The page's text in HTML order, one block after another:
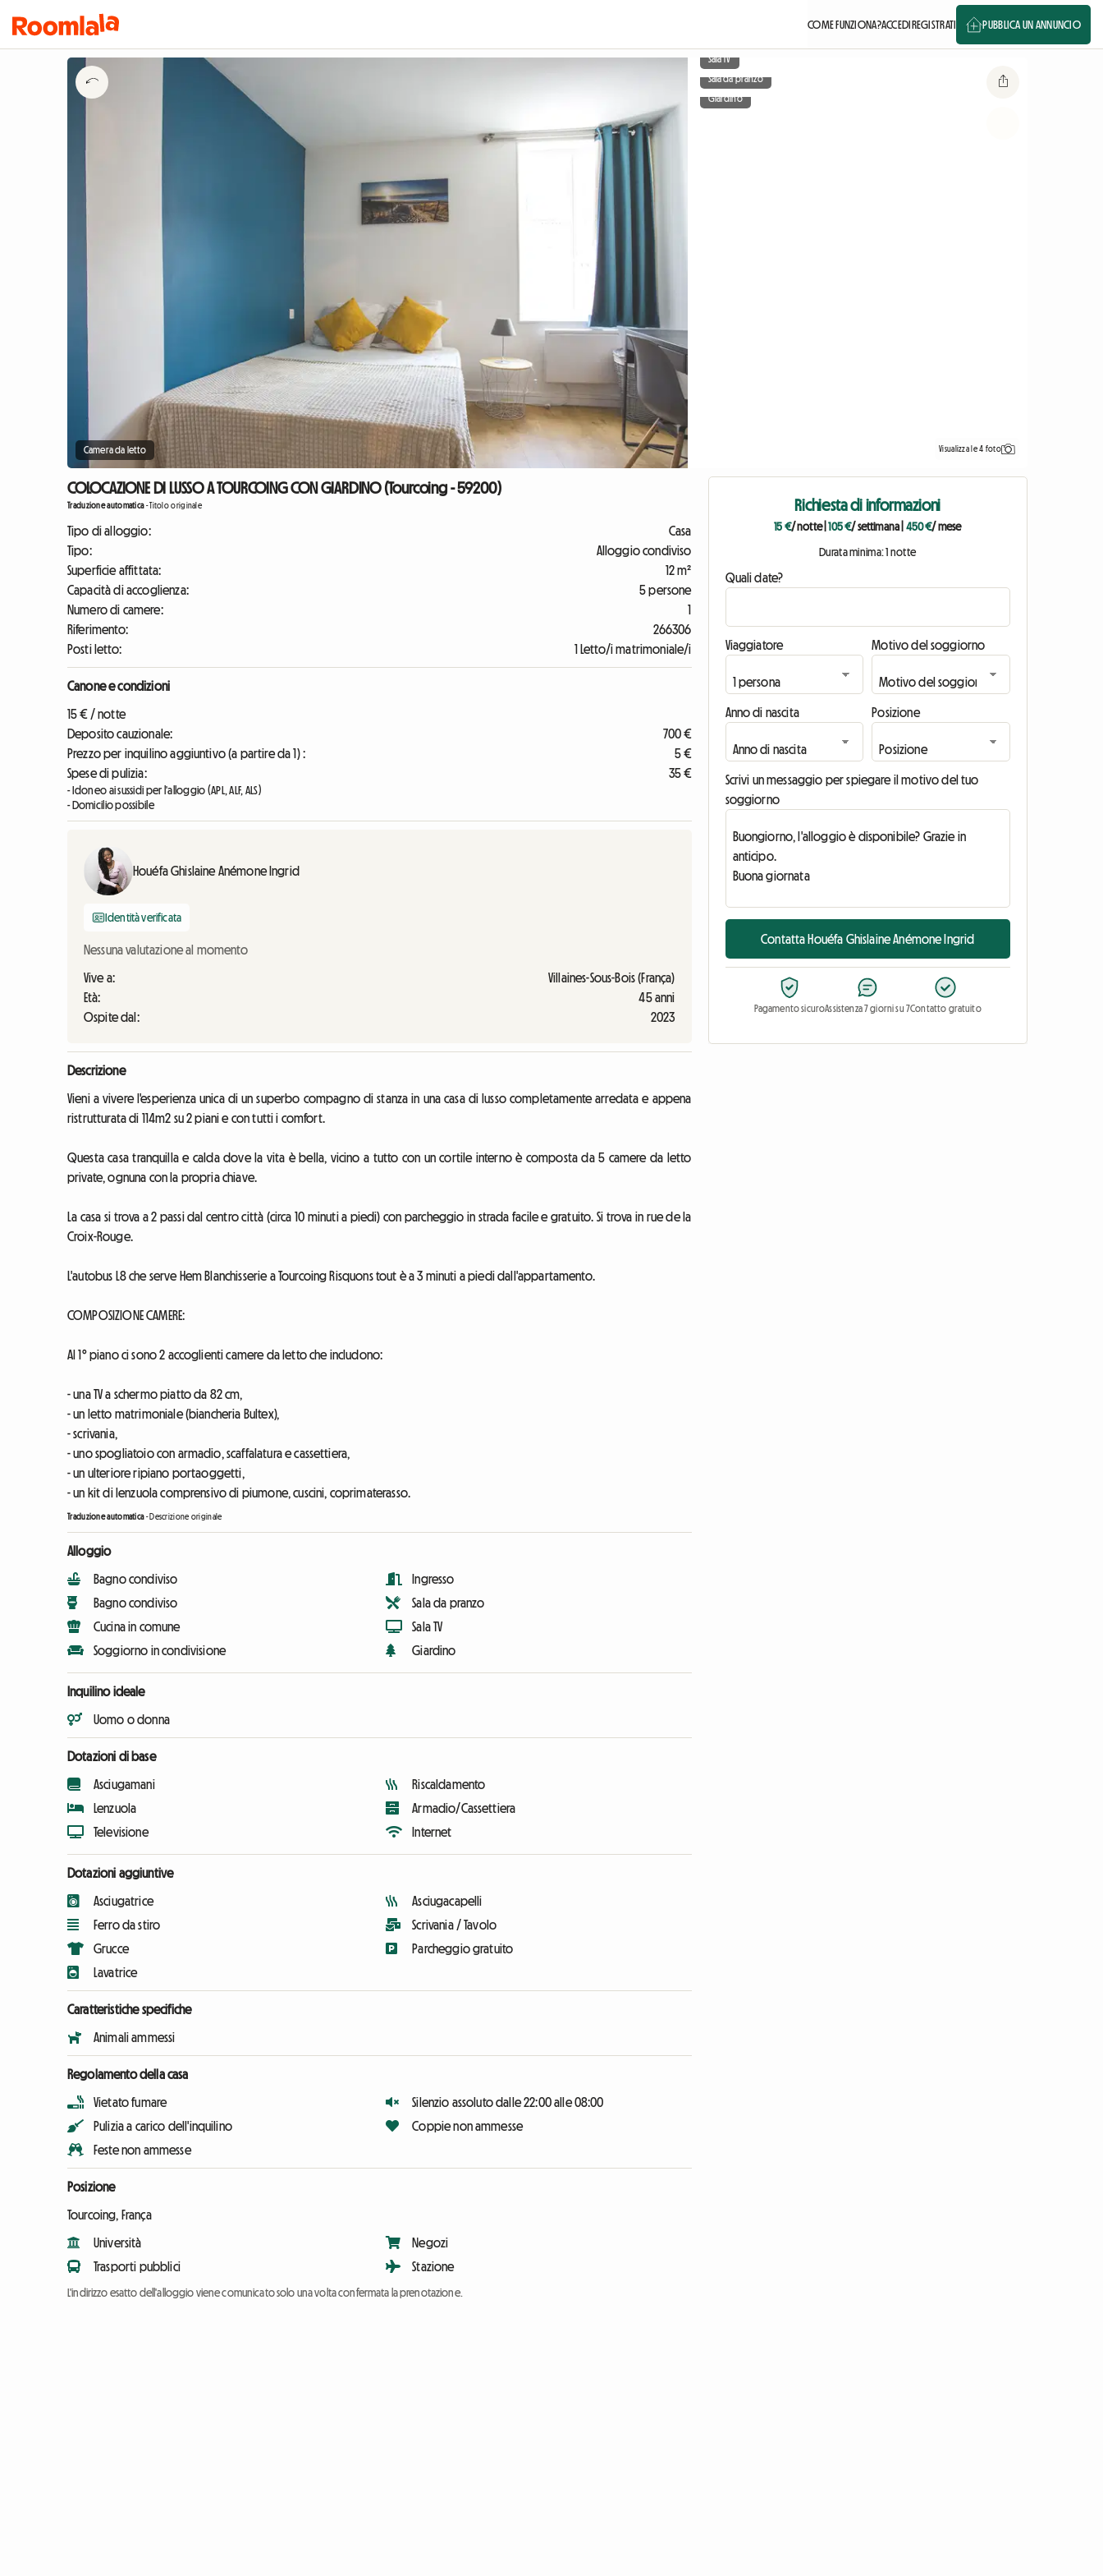
COME FUNZIONA?ACCEDIREGISTRATI PUBBLICA UN ANNUNCIO
Camera da letto
Sala TV
Sala da pranzo
Giardino
Visualizza le 4 foto
COLOCAZIONE DI LUSSO A TOURCOING CON GIARDINO (Tourcoing - 59200)
Traduzione automatica-Titolo originale
Tipo di alloggio:
Casa
Tipo:
Alloggio condiviso
Superficie affittata:
12 m²
Capacità di accoglienza:
5 persone
Numero di camere:
1
Riferimento:
266306
Posti letto:
1 Letto/i matrimoniale/i
Canone e condizioni
15 € / notte
Deposito cauzionale:
700 €
Prezzo per inquilino aggiuntivo (a partire da 1) :
5 €
Spese di pulizia:
35 €
- Idoneo ai sussidi per l'alloggio (APL, ALF, ALS)
- Domicilio possibile
Houéfa Ghislaine Anémone Ingrid
Identità verificata
Nessuna valutazione al momento
Vive a:
Villaines-Sous-Bois (França)
Età:
45 anni
Ospite dal:
2023
Descrizione
Vieni a vivere l'esperienza unica di un superbo compagno di stanza in una casa di lusso completamente arredata e appena
ristrutturata di 114m2 su 2 piani e con tutti i comfort.
Questa casa tranquilla e calda dove la vita è bella, vicino a tutto con un cortile interno è composta da 5 camere da letto
private, ognuna con la propria chiave.
La casa si trova a 2 passi dal centro città (circa 10 minuti a piedi) con parcheggio in strada facile e gratuito. Si trova in rue de la
Croix-Rouge.
L'autobus L8 che serve Hem Blanchisserie a Tourcoing Risquons tout è a 3 minuti a piedi dall'appartamento.
COMPOSIZIONE CAMERE:
Al 1° piano ci sono 2 accoglienti camere da letto che includono:
- una TV a schermo piatto da 82 cm,
- un letto matrimoniale (biancheria Bultex),
- scrivania,
- uno spogliatoio con armadio, scaffalatura e cassettiera,
- un ulteriore ripiano portaoggetti,
- un kit di lenzuola comprensivo di piumone, cuscini, coprimaterasso.
Traduzione automatica-Descrizione originale
Alloggio
Bagno condiviso
Bagno condiviso
Cucina in comune
Soggiorno in condivisione
Ingresso
Sala da pranzo
Sala TV
Giardino
Inquilino ideale
Uomo o donna
Dotazioni di base
Asciugamani
Lenzuola
Televisione
Riscaldamento
Armadio/Cassettiera
Internet
Dotazioni aggiuntive
Asciugatrice
Ferro da stiro
Grucce
Lavatrice
Asciugacapelli
Scrivania / Tavolo
Parcheggio gratuito
Caratteristiche specifiche
Animali ammessi
Regolamento della casa
Vietato fumare
Pulizia a carico dell'inquilino
Feste non ammesse
Silenzio assoluto dalle 22:00 alle 08:00
Coppie non ammesse
Posizione
Tourcoing, França
Università
Trasporti pubblici
Negozi
Stazione
L'indirizzo esatto dell'alloggio viene comunicato solo una volta confermata la prenotazione.
Richiesta di informazioni
15 €/ notte|105 €/ settimana 450 €/ mese
Durata minima: 1 notte
Quali date?
Viaggiatore Motivo del soggiorno
Anno di nascita Posizione
Scrivi un messaggio per spiegare il motivo del tuo
soggiorno
Contatta Houéfa Ghislaine Anémone Ingrid
Pagamento sicuroAssistenza 7 giorni su 7Contatto gratuito